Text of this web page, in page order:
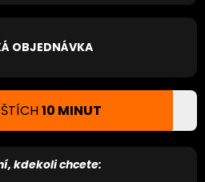
OBJEDNÁVKA
10 MINUT
kdekoli chcete: